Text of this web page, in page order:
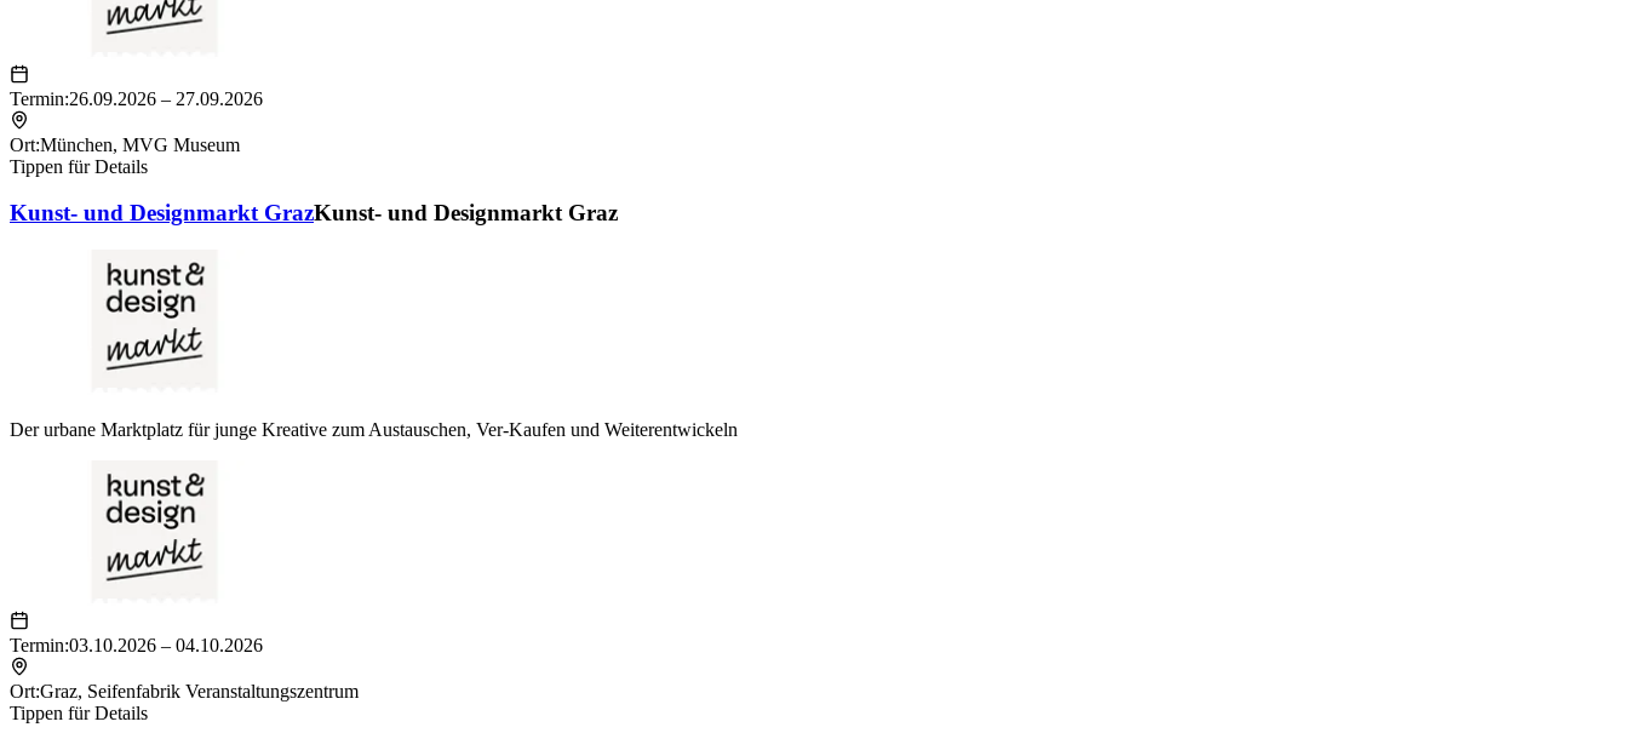
Termin:26.09.2026 – 27.09.2026
Ort:München, MVG Museum
Tippen für Details
Kunst- und Designmarkt GrazKunst- und Designmarkt Graz
Der urbane Marktplatz für junge Kreative zum Austauschen, Ver-Kaufen und Weiterentwickeln
Termin:03.10.2026 – 04.10.2026
Ort:Graz, Seifenfabrik Veranstaltungszentrum
Tippen für Details